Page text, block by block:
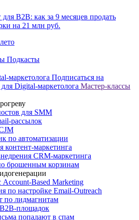
B2B: как за 9 месяцев продать
на 21 млн руб.
Подкасты
маркетолога Подписаться на
Digital-маркетолога Мастер-классы
для SMM
рассылок
по автоматизации
контент-маркетинга
CRM-маркетинга
брошенным корзинам
Account-Based Marketing
по настройке Email-Outreach
по лидмагнитам
площадок
попадают в спам